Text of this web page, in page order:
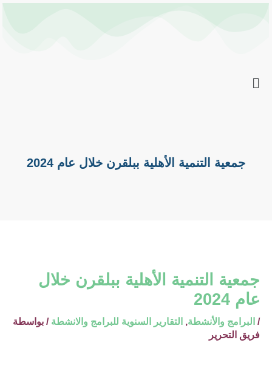
جمعية التنمية الأهلية ببلقرن خلال عام 2024
جمعية التنمية الأهلية ببلقرن خلال
عام 2024
/ البرامج والأنشطة, التقارير السنوية للبرامج والانشطة / بواسطة
فريق التحرير
navigation